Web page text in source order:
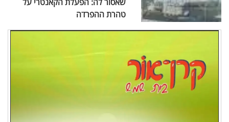
טהרת ההפרדה